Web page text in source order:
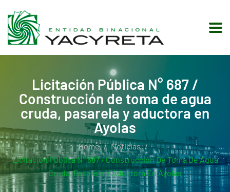
Licitación Pública N° 687 /
Construcción de toma de agua
cruda, pasarela y aductora en
Ayolas
Home
Noticias
Licitación Pública N° 687 / Construcción De Toma De Agua
Cruda, Pasarela Y Aductora En Ayolas